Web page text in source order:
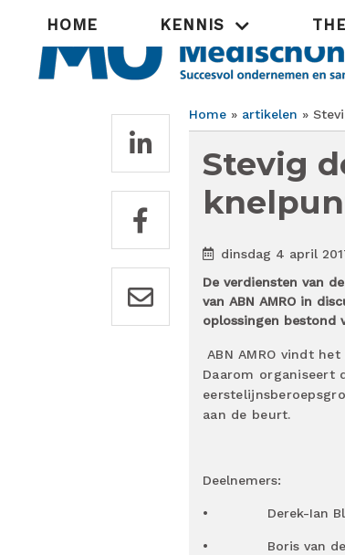
Hoofdnavigatie
HOME KENNIS
Home artikelen
Stevig
dinsdag 4 april
De verdiensten van
van ABN AMRO in
oplossingen bestond
ABN AMRO vindt
Daarom organiseert
aan de beurt.
Deelnemers:
• Derek-Ian Blok
• Boris van der